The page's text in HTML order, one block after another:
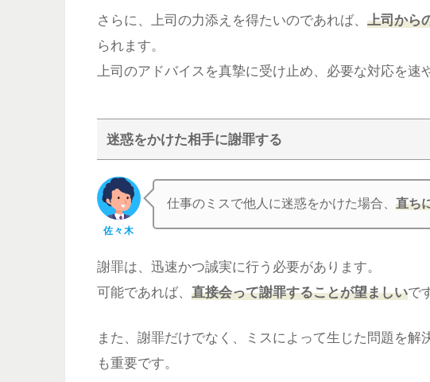
さらに、上司の力添えを得たいのであれば、 上司から
られます。
上司のアドバイスを真摯に受け止め、必要な対応を速
迷惑をかけた相手に謝罪する
佐々木
仕事のミスで他人に迷惑をかけた場合、 直ち
謝罪は、迅速かつ誠実に行う必要があります。
可能であれば、 直接会って謝罪することが望ましいで
また、謝罪だけでなく、ミスによって生じた問題を解
も重要です。